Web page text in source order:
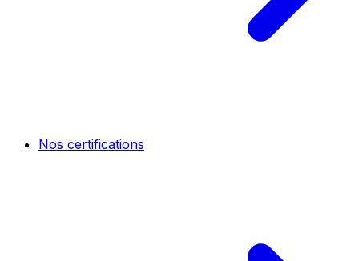
Nos certifications